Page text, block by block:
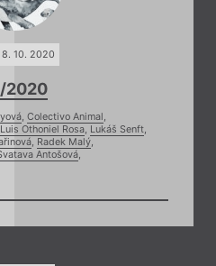
10. 2020
2020
, Colectivo Animal ,
Luis Othoniel Rosa, Lukáš Senft,
, Radek Malý,
Antošová,